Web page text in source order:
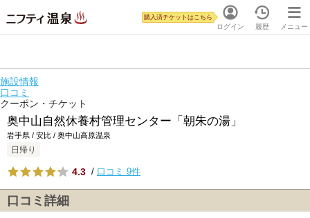
ログイン
購入済チケットはこちら
履歴 メニュー
施設情報
口コミ
クーポン・チケット
奥中山自然休養村管理センター「朝朱の湯」
岩手県 / 安比 / 奥中山高原温泉
日帰り
4.3 / 口コミ 9件
口コミ詳細